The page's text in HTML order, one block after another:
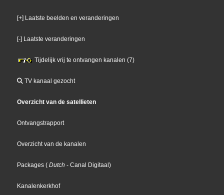
[+] Laatste beelden en veranderingen
[-] Laatste veranderingen
Tijdelijk vrij te ontvangen kanalen (7)
TV kanaal gezocht
Overzicht van de satellieten
Ontvangstrapport
Overzicht van de kanalen
Packages ( Dutch - Canal Digitaal)
Kanalenkerkhof